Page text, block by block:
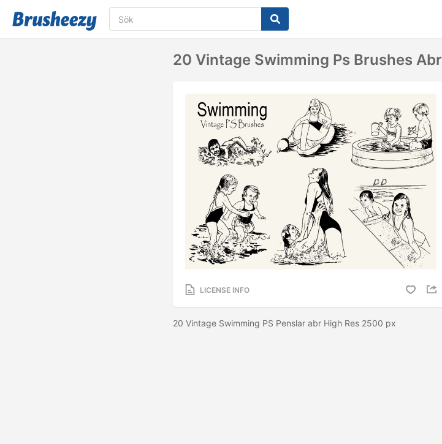
20 Vintage Swimming Ps Brushes Abr
LICENSE INFO
20 Vintage Swimming PS Penslar abr High Res 2500 px